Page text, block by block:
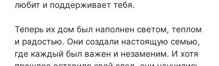
любит и поддерживает тебя.
Теперь их дом был наполнен светом, теплом
и радостью. Они создали настоящую семью,
где каждый был важен и незаменим. И хотя